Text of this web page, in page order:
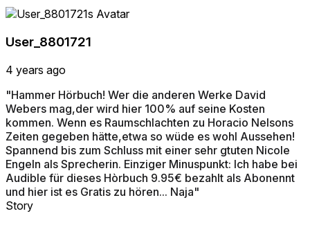
User_8801721
4 years ago
"Hammer Hörbuch! Wer die anderen Werke David
Webers mag,der wird hier 100% auf seine Kosten
kommen. Wenn es Raumschlachten zu Horacio Nelsons
Zeiten gegeben hätte,etwa so wüde es wohl Aussehen!
Spannend bis zum Schluss mit einer sehr gtuten Nicole
Engeln als Sprecherin. Einziger Minuspunkt: Ich habe bei
Audible für dieses Hòrbuch 9.95€ bezahlt als Abonennt
und hier ist es Gratis zu hören... Naja"
Story